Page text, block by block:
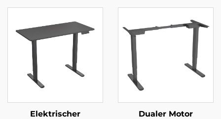
Ständer mit Halterung
| Manueller 3-Gang-Lift
für 37–85“-Bildschirme
| V-MOUNTS VM-
Motor, 3-stufigen
quadratischen Säulen
und rutschfesten
Fußpads – V-MOUNTS
JSD2-01-D-2P
Elektrischer
Dualer Motor